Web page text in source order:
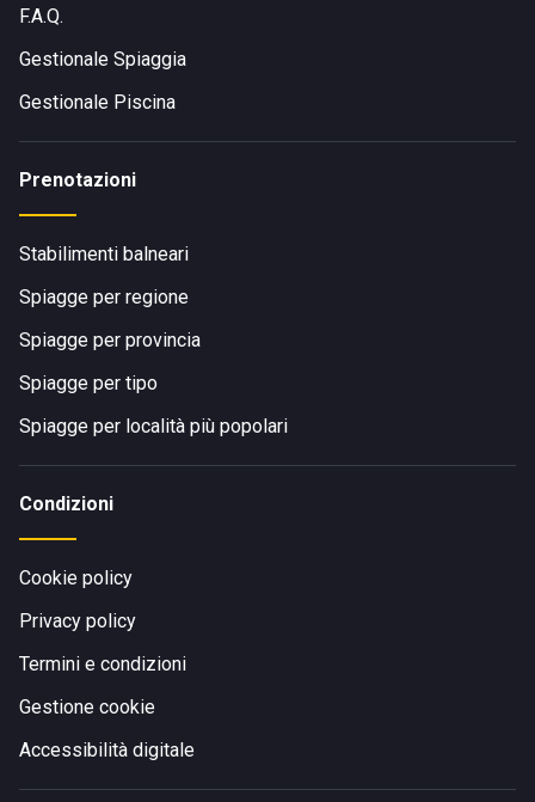
F.A.Q.
Gestionale Spiaggia
Gestionale Piscina
Prenotazioni
Stabilimenti balneari
Spiagge per regione
Spiagge per provincia
Spiagge per tipo
Spiagge per località più popolari
Condizioni
Cookie policy
Privacy policy
Termini e condizioni
Gestione cookie
Accessibilità digitale